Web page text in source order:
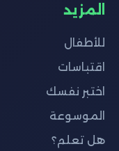
المزيد
للأطفال
اقتباسات
اختبر نفسك
الموسوعة
هل تعلم؟